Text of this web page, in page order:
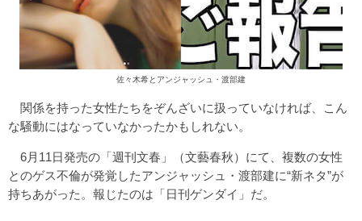
佐々木希とアンジャッシュ・渡部建
関係を持った女性たちをぞんざいに扱っていなければ、こん
な騒動にはなっていなかったかもしれない。
6月11日発売の「週刊文春」（文藝春秋）にて、複数の女性
とのゲス不倫が発覚したアンジャッシュ・渡部建に“新ネタ”が
持ちあがった。報じたのは「日刊ゲンダイ」だ。